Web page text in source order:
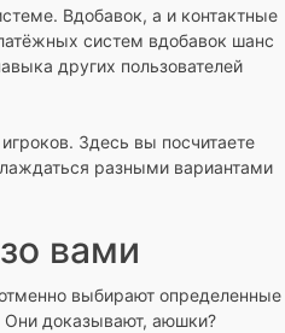
Вдобавок, а и контактные
систем вдобавок шанс
других пользователей
Здесь вы посчитаете
разными вариантами
вами
выбирают определенные
Они доказывают, аюшки?